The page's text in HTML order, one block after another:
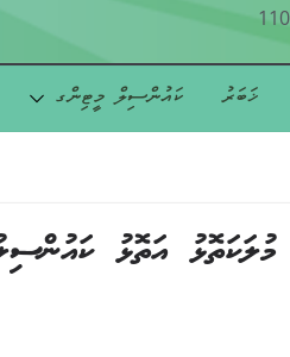
ޚަބަރު ކައުންސިލް މީޓިންގ
މުލަކަތޮޅު އަތޮޅު